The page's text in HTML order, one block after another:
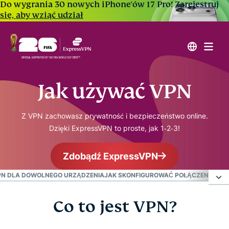
Do wygrania 30 nowych iPhone'ów 17 Pro!Zarejestruj
się, aby wziąć udział
Jak używać VPN
Z VPN zachowasz prywatność i bezpieczeństwo online.
Dzięki ExpressVPN to proste, jak 1‑2‑3!
Zdobądź ExpressVPN
DLA DOWOLNEGO URZĄDZENIAJAK SKONFIGUROWAĆ POŁĄCZENIE VPN
Co to jest VPN?Co to jest VPN?